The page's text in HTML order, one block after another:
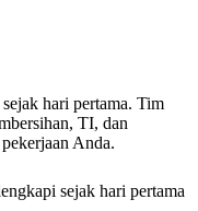
hari pertama. Tim
TI, dan
Anda.
sejak hari pertama